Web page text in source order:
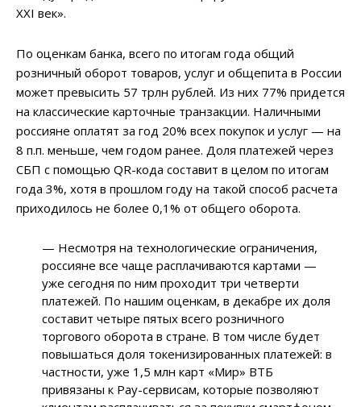
XXI век».
По оценкам банка, всего по итогам года общий
розничный оборот товаров, услуг и общепита в России
может превысить 57 трлн рублей. Из них 77% придется
на классические карточные транзакции. Наличными
россияне оплатят за год 20% всех покупок и услуг — на
8 п.п. меньше, чем годом ранее. Доля платежей через
СБП с помощью QR-кода составит в целом по итогам
года 3%, хотя в прошлом году на такой способ расчета
приходилось не более 0,1% от общего оборота.
— Несмотря на технологические ограничения,
россияне все чаще расплачиваются картами —
уже сегодня по ним проходит три четверти
платежей. По нашим оценкам, в декабре их доля
составит четыре пятых всего розничного
торгового оборота в стране. В том числе будет
повышаться доля токенизированных платежей: в
частности, уже 1,5 млн карт «Мир» ВТБ
привязаны к Pay-сервисам, которые позволяют